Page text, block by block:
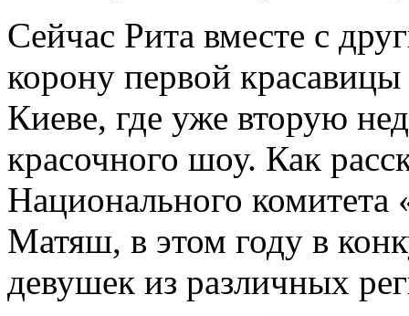
Сейчас Рита вместе с
корону первой
Киеве, где уже вторую
красочного шоу. Как
Национального
Матяш, в этом году в
девушек из различных